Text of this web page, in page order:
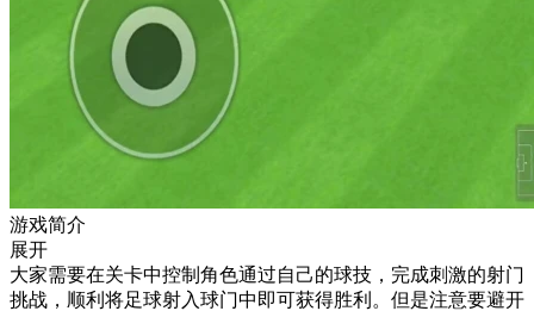
游戏简介
展开
大家需要在关卡中控制角色通过自己的球技，完成刺激的射门
挑战，顺利将足球射入球门中即可获得胜利。但是注意要避开